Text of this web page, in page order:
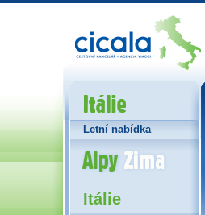
Itálie
Letní nabídka
Alpy Zima
Itálie